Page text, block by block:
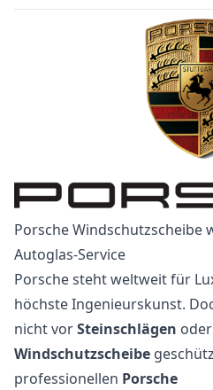
Porsche Windschutzscheibe
Autoglas-Service
Porsche steht weltweit für
höchste Ingenieurskunst.
nicht vorSteinschlägen oder
Windschutzscheibe
professionellen Porsche